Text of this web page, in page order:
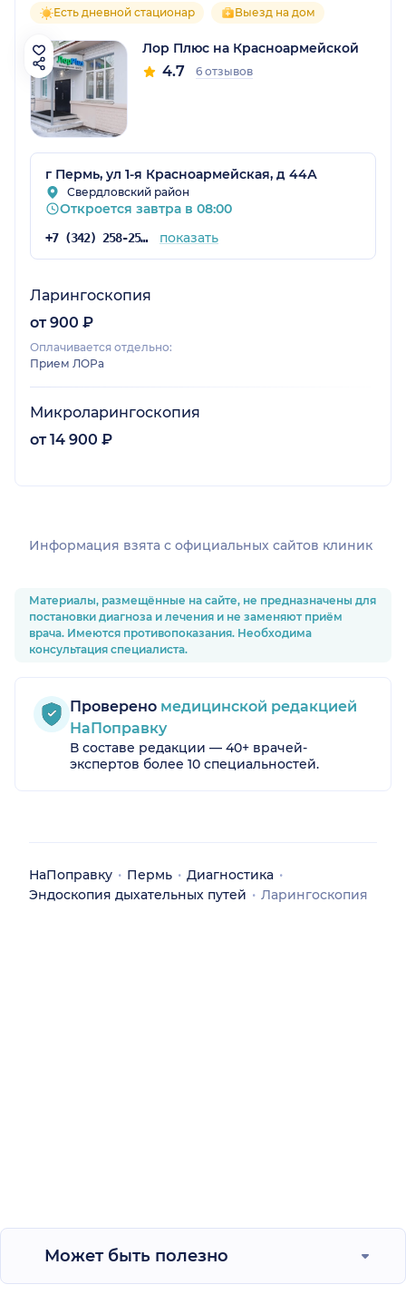
Есть дневной стационар Выезд на дом
Лор Плюс на Красноармейской
4.7 6 отзывов
г Пермь, ул 1-я Красноармейская, д 44А
Свердловский район
Откроется завтра в 08:00
+7 (342) 258-25-88 показать
Ларингоскопия
от 900 ₽
Оплачивается отдельно:
Прием ЛОРа
Микроларингоскопия
от 14 900 ₽
Информация взята c официальных сайтов клиник
Материалы, размещённые на сайте, не предназначены для
постановки диагноза и лечения и не заменяют приём
врача. Имеются противопоказания. Необходима
консультация специалиста.
Проверено медицинской редакцией
НаПоправку
В составе редакции — 40+ врачей-
экспертов более 10 специальностей.
НаПоправку Пермь
Диагностика
Эндоскопия дыхательных путей
Ларингоскопия
Может быть полезно